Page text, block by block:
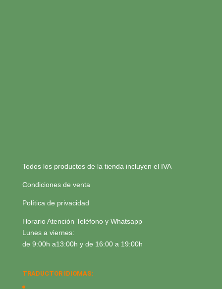
Todos los productos de la tienda incluyen el IVA
Condiciones de venta
Política de privacidad
Horario Atención Teléfono y Whatsapp
Lunes a viernes:
de 9:00h a13:00h y de 16:00 a 19:00h
TRADUCTOR IDIOMAS: